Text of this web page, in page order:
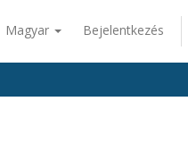
Magyar Bejelentkezés